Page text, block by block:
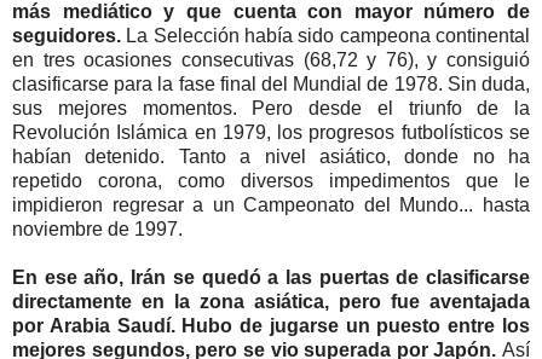
más mediático y que cuenta con mayor número de
seguidores. La Selección había sido campeona continental
en tres ocasiones consecutivas (68,72 y 76), y consiguió
clasificarse para la fase final del Mundial de 1978. Sin duda,
sus mejores momentos. Pero desde el triunfo de la
Revolución Islámica en 1979, los progresos futbolísticos se
habían detenido. Tanto a nivel asiático, donde no ha
repetido corona, como diversos impedimentos que le
impidieron regresar a un Campeonato del Mundo... hasta
noviembre de 1997.
En ese año, Irán se quedó a las puertas de clasificarse
directamente en la zona asiática, pero fue aventajada
por Arabia Saudí. Hubo de jugarse un puesto entre los
mejores segundos, pero se vio superada por Japón. Así